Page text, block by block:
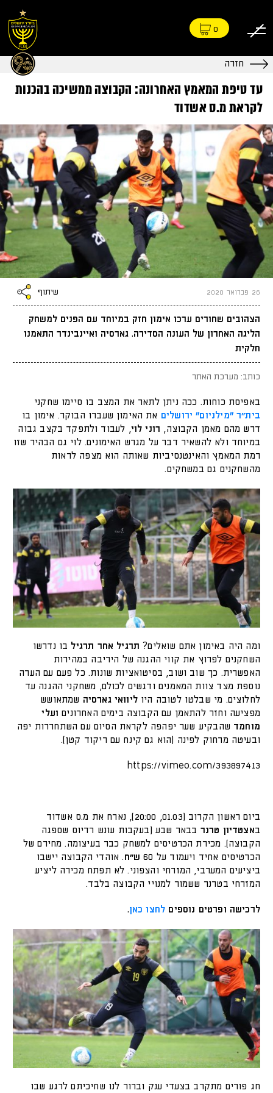
0
חזרה
עד טיפת המאמץ האחרונה: הקבוצה ממשיכה בהכנות
לקראת מ.ס אשדוד
26 פברואר 2020 שיתוף
הצהובים שחורים ערכו אימון חזק במיוחד עם הפנים למשחק
הליגה האחרון של העונה הסדירה. גארסיה ואיינבינדר התאמנו
חלקית
כותב: מערכת האתר
באפיסת כוחות. ככה ניתן לתאר את המצב בו סיימו שחקני
בית״ר "מילניום" ירושלים את האימון שעברו הבוקר. אימון בו
דרש מהם מאמן הקבוצה, רוני לוי, לעבוד ולתפקד בקצב גבוה
במיוחד ולא להשאיר דבר על מגרש האימונים. לוי גם הבהיר שזו
רמת המאמץ והאינטנסיביות שאותה הוא מצפה לראות
מהשחקנים גם במשחקים.
ומה היה באימון אתם שואלים? תרגיל אחר תרגיל בו נדרשו
השחקנים לפרוץ את קווי ההגנה של היריבה במהירות
האפשרית. כך שוב ושוב, בסיטואציות שונות. כל פעם עם הערה
נוספת מצד צוות המאמנים ודגשים לכולם, משחקני ההגנה עד
לחלוצים. מי שבלטו לטובה היוליוואי גארסיה שמתאושש
מפציעה וחזר להתאמן עם הקבוצה בימים האחרונים ועלי
מוחמד שהבקיע שער יפהפה לקראת הסיום עם השתחררות יפה
ובעיטה מרחוק לפינה (הוא גם קינח עם ריקוד קטן).
https://vimeo.com/393897413
ביום ראשון הקרוב (01.03, 20:00), נארח את מ.ס אשדוד
באצטדיון טרנר בבאר שבע (בעקבות עונש רדיוס שספגה
הקבוצה). מכירת הכרטיסים למשחק כבר בעיצומה. מחירם של
הכרטיסים אחיד ויעמוד על 60 ש״ח
. אוהדי הקבוצה יישבו
ביציעים המערבי, המזרחי והצפוני. לא תפתח מכירה ליציע
המזרחי בטרנר ששמור למנויי הקבוצה בלבד.
לרכישה ופרטים נוספים לחצו כאן.
חג פורים מתקרב בצעדי ענק וברור לנו שחיכיתם לרגע שבו